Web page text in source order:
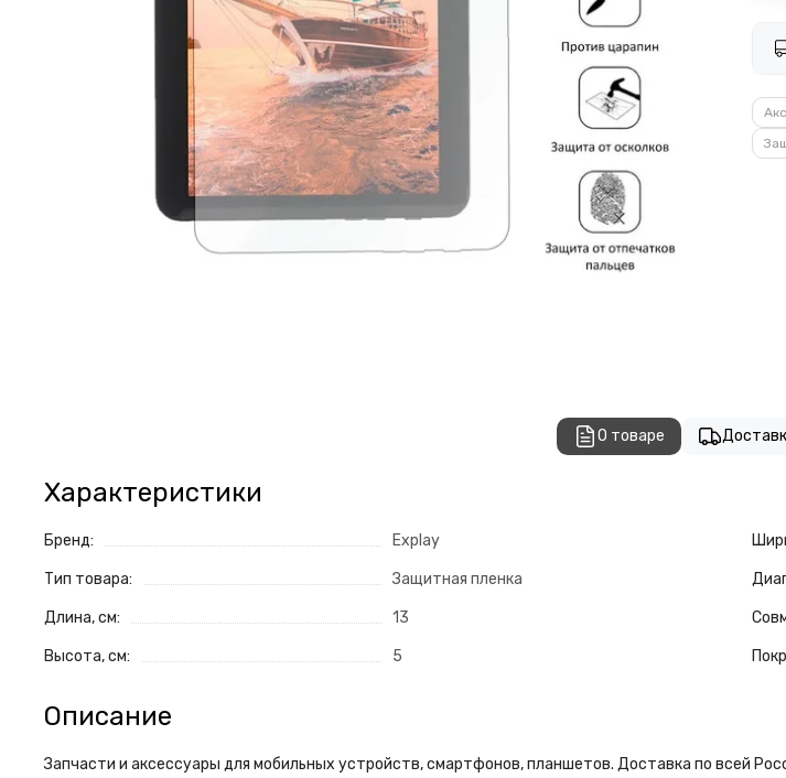
О товаре
Характеристики
Бренд: Explay
Тип товара: Защитная пленка
Длина, см: 13
Высота, см: 5
Описание
Запчасти и аксессуары для мобильных устройств, смартфонов, планшетов. Доставка по всей